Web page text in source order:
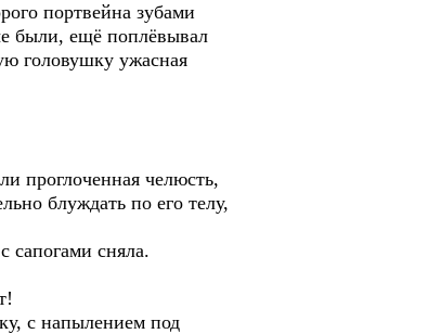
портвейна зубами
были, ещё поплёвывал
головушку ужасная
проглоченная челюсть,
блуждать по его телу,
сапогами сняла.
с напылением под